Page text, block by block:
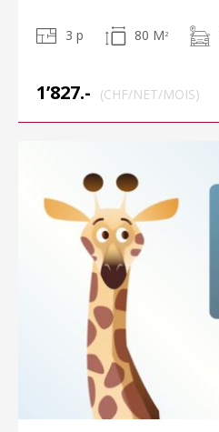
3 p 80 M 2
1’827.- (CHF/NET/MOIS)